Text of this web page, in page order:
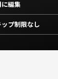
編集
プ制限なし